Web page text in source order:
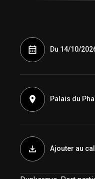
Du 14/10/
Palais du
Ajouter au